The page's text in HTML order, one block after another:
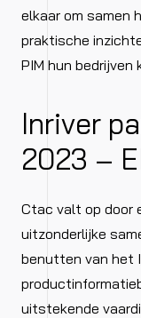
elkaar om samen
praktische
PIM hun bedrijven
Inriver
2023 –
Ctac valt op door
uitzonderlijke
benutten van het I
uitstekende